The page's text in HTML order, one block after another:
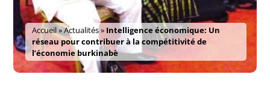
Accueil»Actualités» Intelligence économique: Un
réseau pour contribuer à la compétitivité de
l’économie burkinabè